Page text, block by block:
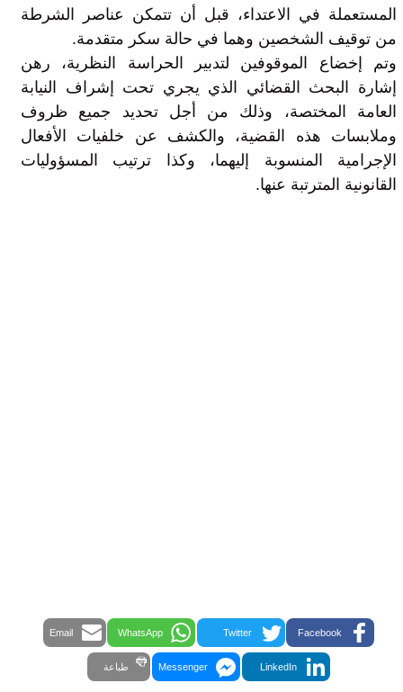
المستعملة في الاعتداء، قبل أن تتمكن عناصر الشرطة
من توقيف الشخصين وهما في حالة سكر متقدمة.
وتم إخضاع الموقوفين لتدبير الحراسة النظرية، رهن
إشارة البحث القضائي الذي يجري تحت إشراف النيابة
العامة المختصة، وذلك من أجل تحديد جميع ظروف
وملابسات هذه القضية، والكشف عن خلفيات الأفعال
الإجرامية المنسوبة إليهما، وكذا ترتيب المسؤوليات
القانونية المترتبة عنها.
Facebook
Twitter
WhatsApp
Email
LinkedIn
Messenger طباعة